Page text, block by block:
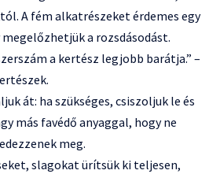
A fém alkatrészeket érdemes egy
a rozsdásodást.
a kertész legjobb barátja.” –
át: ha szükséges, csiszoljuk le és
más favédő anyaggal, hogy ne
meg.
slagokat ürítsük ki teljesen,